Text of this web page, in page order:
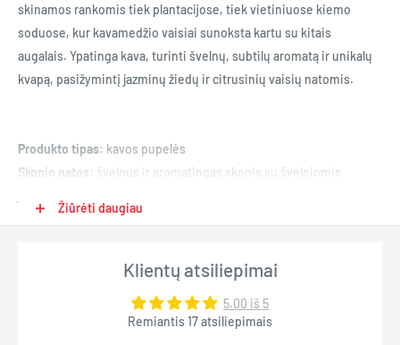
skinamos rankomis tiek plantacijose, tiek vietiniuose kiemo
soduose, kur kavamedžio vaisiai sunoksta kartu su kitais
augalais. Ypatinga kava, turinti švelnų, subtilų aromatą ir unikalų
kvapą, pasižymintį jazminų žiedų ir citrusinių vaisių natomis.
Produkto tipas: kavos pupelės
Skonio natos: švelnus ir aromatingas skonis su švelniomis
Kofeino lygis:
vidutinis
Žiūrėti daugiau
Klientų atsiliepimai
5.00 iš 5
Remiantis 17 atsiliepimais